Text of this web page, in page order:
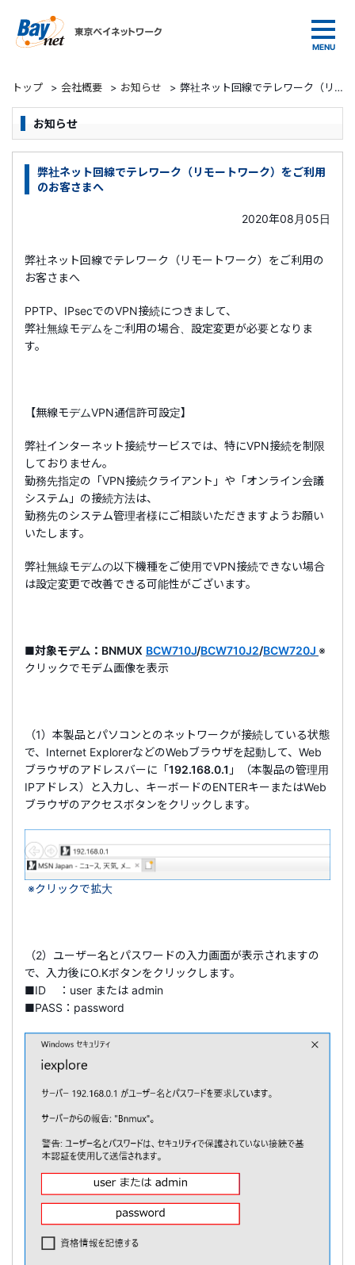
トップ > 会社概要 > お知らせ > 弊社ネット回線でテレワーク（リモートワーク）をご利用のお客さまへ
お知らせ
弊社ネット回線でテレワーク（リモートワーク）をご利用
のお客さまへ
2020年08月05日
弊社ネット回線でテレワーク（リモートワーク）をご利用の
お客さまへ
PPTP、IPsecでのVPN接続につきまして、
弊社無線モデムをご利用の場合、設定変更が必要となりま
す。
【無線モデムVPN通信許可設定】
弊社インターネット接続サービスでは、特にVPN接続を制限
しておりません。
勤務先指定の「VPN接続クライアント」や「オンライン会議
システム」の接続方法は、
勤務先のシステム管理者様にご相談いただきますようお願い
いたします。
弊社無線モデムの以下機種をご使用でVPN接続できない場合
は設定変更で改善できる可能性がございます。
■対象モデム：BNMUX BCW710J/BCW710J2/BCW720J ※
クリックでモデム画像を表示
（1）本製品とパソコンとのネットワークが接続している状態
で、Internet ExplorerなどのWebブラウザを起動して、Web
ブラウザのアドレスバーに「192.168.0.1 」（本製品の管理用
IPアドレス）と入力し、キーボードのENTERキーまたはWeb
ブラウザのアクセスボタンをクリックします。
※クリックで拡大
（2）ユーザー名とパスワードの入力画面が表示されますの
で、入力後にO.Kボタンをクリックします。
■ID ：user または admin
■PASS：password